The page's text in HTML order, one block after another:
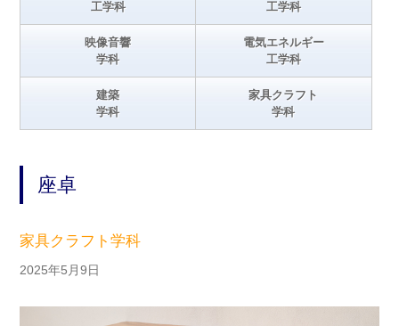
工学科
工学科
映像音響
学科
電気エネルギー
工学科
建築
学科
家具クラフト
学科
座卓
家具クラフト学科
2025年5月9日